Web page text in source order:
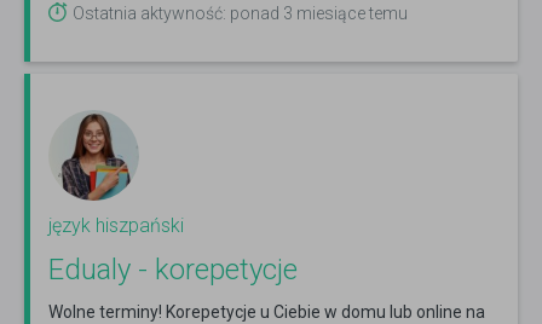
Ostatnia aktywność: ponad 3 miesiące temu
język hiszpański
Edualy - korepetycje
Wolne terminy! Korepetycje u Ciebie w domu lub online na